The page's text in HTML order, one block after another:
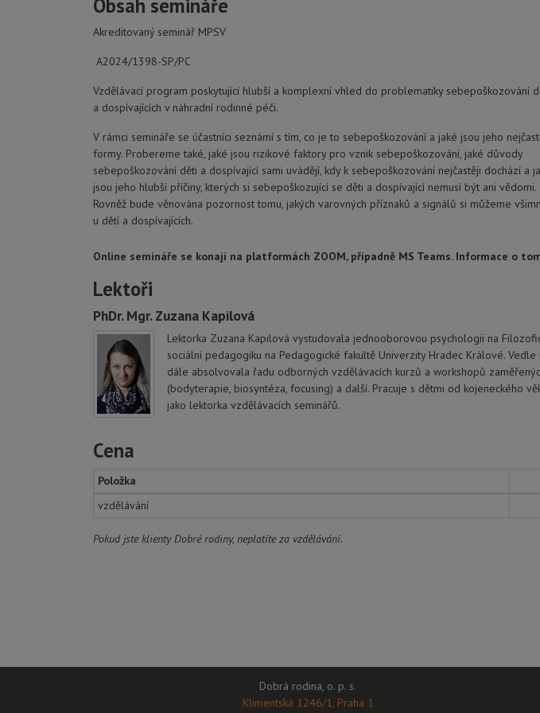
Obsah semináře
Akreditovaný seminář MPSV
A2024/1398-SP/PC
Vzdělávací program poskytující hlubší a komplexní vhled do problematiky sebepoškozování
a dospívajících v náhradní rodinné péči.
V rámci semináře se účastníci seznámí s tím, co je to sebepoškozování a jaké jsou jeho
formy. Probereme také, jaké jsou rizikové faktory pro vznik sebepoškozování, jaké důvody
sebepoškozování děti a dospívající sami uvádějí, kdy k sebepoškozování nejčastěji dochází a
jsou jeho hlubší příčiny, kterých si sebepoškozující se děti a dospívající nemusí být ani vědomi.
Rovněž bude věnována pozornost tomu, jakých varovných příznaků a signálů si můžeme
u dětí a dospívajících.
Online semináře se konají na platformách ZOOM, případně MS Teams. Informace o
Lektoři
PhDr. Mgr. Zuzana Kapilová
Lektorka Zuzana Kapilová vystudovala jednooborovou psychologii na
sociální pedagogiku na Pedagogické fakultě Univerzity Hradec Králové.
dále absolvovala řadu odborných vzdělávacích kurzů a workshopů
(bodyterapie, biosyntéza, focusing) a další. Pracuje s dětmi od kojeneckého
jako lektorka vzdělávacích seminářů.
Cena
Položka
vzdělávání
Pokud jste klienty Dobré rodiny, neplatíte za vzdělávání.
Dobrá rodina, o. p. s.
Klimentská 1246/1, Praha 1